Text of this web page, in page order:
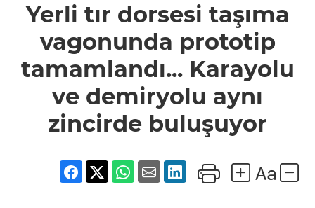
vagonunda
prototip
tamamlandı...
Karayolu ve
aynı zincirde
buluşuyor
Yerli tır dorsesi taşıma
vagonunda prototip
tamamlandı... Karayolu
ve demiryolu aynı
zincirde buluşuyor